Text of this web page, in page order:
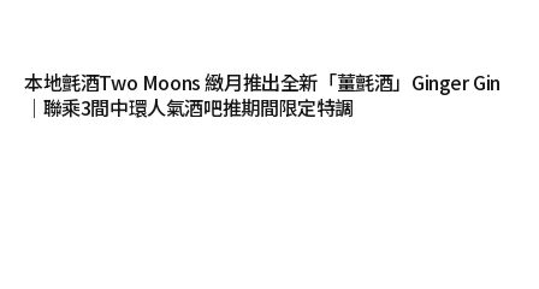
本地氈酒Two Moons 緻月推出全新「薑氈酒」Ginger Gin
｜聯乘3間中環人氣酒吧推期間限定特調